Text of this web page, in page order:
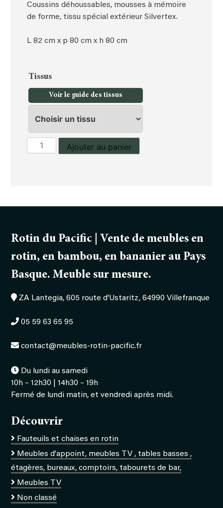
Coussins déhoussables, mousses à mémoire
de forme, tissu spécial extérieur Silvertex.
L 82 cm x p 80 cm x h 80 cm
Tissus
Voir le guide des tissus
quantité
de
Ajouter au panier
Rotin du Pacific | Vente de meubles en
rotin, en bambou, en bananier au Pays
Basque. Meuble sur mesure.
ZA Lantegia, 605 route d'Ustaritz, 64990 Villefranque
05 59 63 65 95
contact@meubles-rotin-pacific.fr
Du lundi au samedi
10h – 12h30 | 14h30 – 19h
Fermé de lundi matin, et vendredi après midi.
Découvrir
Fauteuils et chaises en rotin
Meubles d'appoint, meubles TV , tables basses ,
étagères, bureaux, comptoirs, tabourets de bar,
Meubles TV
Non classé